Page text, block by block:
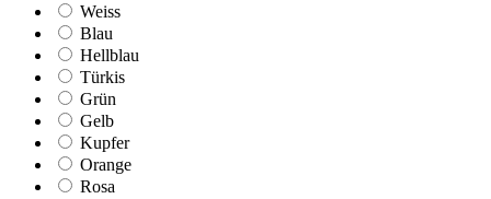
Weiss
Blau
Hellblau
Türkis
Grün
Gelb
Kupfer
Orange
Rosa